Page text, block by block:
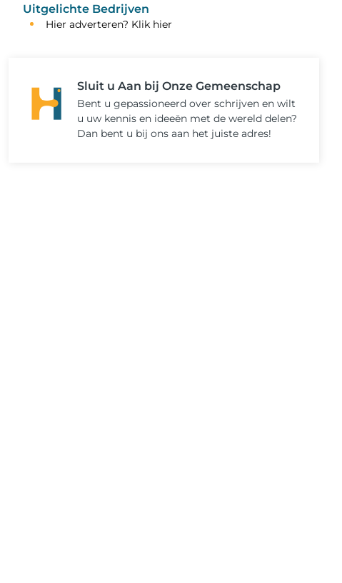
Uitgelichte Bedrijven
Hier adverteren? Klik hier
Sluit u Aan bij Onze Gemeenschap
Bent u gepassioneerd over schrijven en wilt
u uw kennis en ideeën met de wereld delen?
Dan bent u bij ons aan het juiste adres!